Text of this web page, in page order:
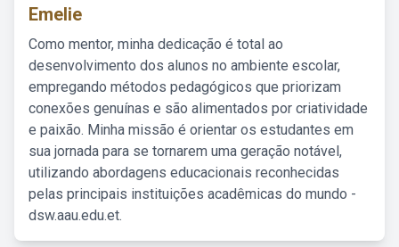
Emelie
Como mentor, minha dedicação é total ao
desenvolvimento dos alunos no ambiente escolar,
empregando métodos pedagógicos que priorizam
conexões genuínas e são alimentados por criatividade
e paixão. Minha missão é orientar os estudantes em
sua jornada para se tornarem uma geração notável,
utilizando abordagens educacionais reconhecidas
pelas principais instituições acadêmicas do mundo -
dsw.aau.edu.et.